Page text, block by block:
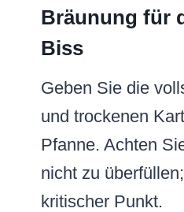
Bräunung für
Biss
Geben Sie die
und trockenen
Pfanne. Achten
nicht zu
kritischer Punkt.